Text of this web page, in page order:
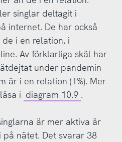
singlar deltagit i
internet. De har också
i en relation, i
Av förklarliga skäl har
under pandemin
är i en relation (1%). Mer
i diagram 10.9 .
är mer aktiva är
nätet. Det svarar 38